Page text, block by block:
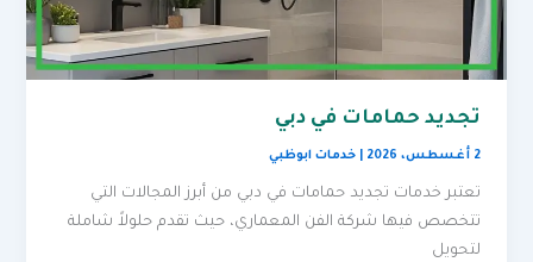
تجديد حمامات في دبي
2 أغسطس، 2026 |خدمات ابوظبي
تعتبر خدمات تجديد حمامات في دبي من أبرز المجالات التي
تتخصص فيها شركة الفن المعماري، حيث تقدم حلولاً شاملة
لتحويل